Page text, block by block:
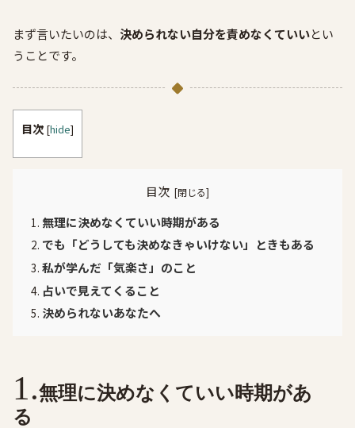
まず言いたいのは、 決められない自分を責めなくていいとい
うことです。
目次 [hide]
目次
無理に決めなくていい時期がある
でも「どうしても決めなきゃいけない」ときもある
私が学んだ「気楽さ」のこと
占いで見えてくること
決められないあなたへ
無理に決めなくていい時期があ
る